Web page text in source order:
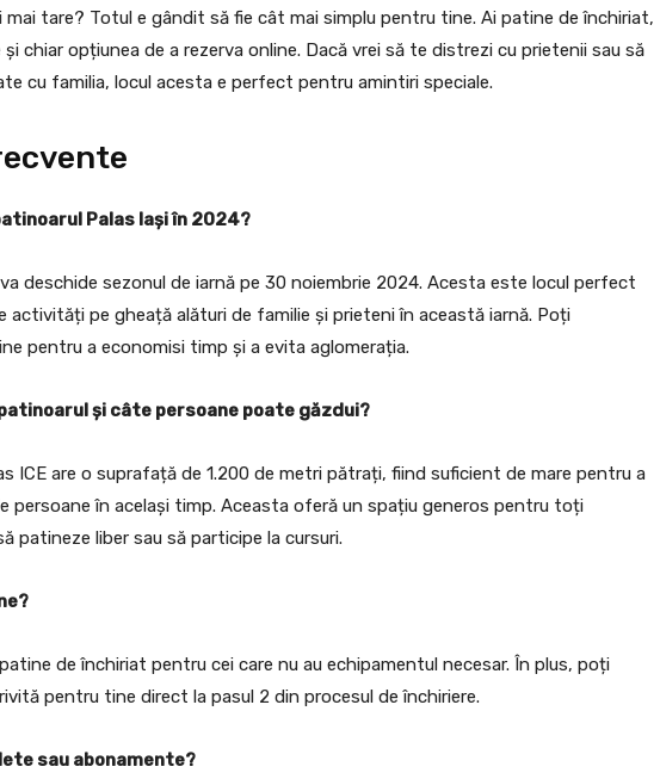
mai tare? Totul e gândit să fie cât mai simplu pentru tine. Ai patine de închiriat,
chiar opțiunea de a rezerva online. Dacă vrei să te distrezi cu prietenii sau să
cu familia, locul acesta e perfect pentru amintiri speciale.
Palas Iași în 2024?
va deschide sezonul de iarnă pe 30 noiembrie 2024. Acesta este locul perfect
activități pe gheață alături de familie și prieteni în această iarnă. Poți
pentru a economisi timp și a evita aglomerația.
și câte persoane poate găzdui?
ICE are o suprafață de 1.200 de metri pătrați, fiind suficient de mare pentru a
persoane în același timp. Aceasta oferă un spațiu generos pentru toți
patineze liber sau să participe la cursuri.
de închiriat pentru cei care nu au echipamentul necesar. În plus, poți
pentru tine direct la pasul 2 din procesul de închiriere.
sau abonamente?